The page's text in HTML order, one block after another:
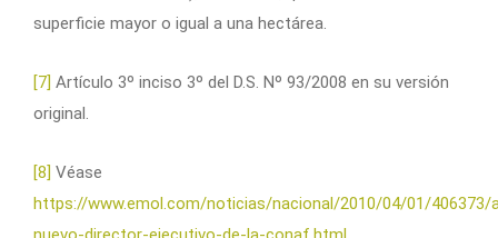
superficie mayor o igual a una hectárea.
[7] Artículo 3º inciso 3º del D.S. Nº 93/2008 en su versión
original.
[8] Véase
https://www.emol.com/noticias/nacional/2010/04/01/406373/